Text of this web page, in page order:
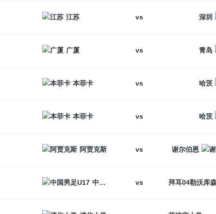
江苏 vs 深圳
广厦 vs 青岛
本菲卡 vs 哈茨
本菲卡 vs 哈茨
阿贾克斯 vs 谢尔伯恩
中国男足U17 vs